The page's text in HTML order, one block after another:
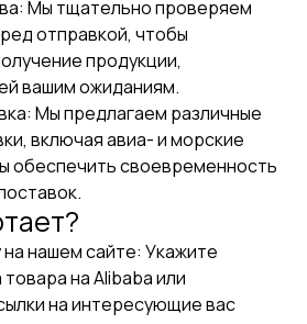
Мы тщательно проверяем
отправкой, чтобы
продукции,
вашим ожиданиям.
Мы предлагаем различные
включая авиа- и морские
обеспечить своевременность
на нашем сайте: Укажите
на Alibaba или
на интересующие вас